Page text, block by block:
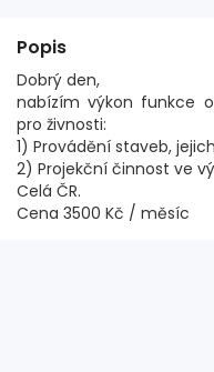
Popis
Dobrý den,
nabízím výkon funkce
pro živnosti:
1) Provádění staveb,
2) Projekční činnost ve
Celá ČR.
Cena 3500 Kč / měsíc